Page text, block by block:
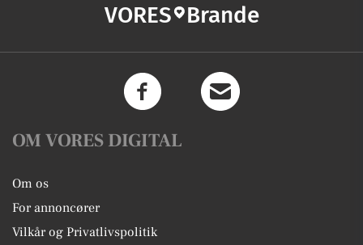
VORES Brande
OM VORES DIGITAL
Om os
For annoncører
Vilkår og Privatlivspolitik